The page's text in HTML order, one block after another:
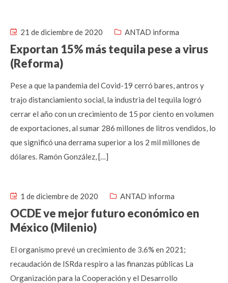
21 de diciembre de 2020 ANTAD informa
Exportan 15% más tequila pese a virus
(Reforma)
Pese a que la pandemia del Covid-19 cerró bares, antros y
trajo distanciamiento social, la industria del tequila logró
cerrar el año con un crecimiento de 15 por ciento en volumen
de exportaciones, al sumar 286 millones de litros vendidos, lo
que significó una derrama superior a los 2 mil millones de
dólares. Ramón González, […]
1 de diciembre de 2020 ANTAD informa
OCDE ve mejor futuro económico en
México (Milenio)
El organismo prevé un crecimiento de 3.6% en 2021;
recaudación de ISRda respiro a las finanzas públicas La
Organización para la Cooperación y el Desarrollo